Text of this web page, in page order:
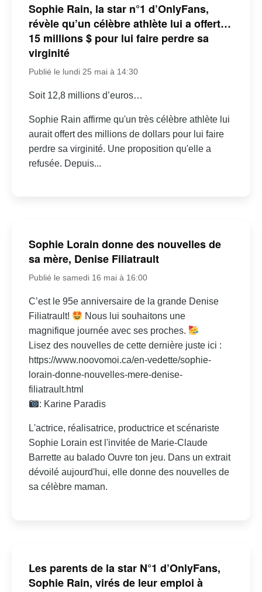
Sophie Rain, la star n°1 d’OnlyFans,
révèle qu’un célèbre athlète lui a offert…
15 millions $ pour lui faire perdre sa
virginité
Publié le lundi 25 mai à 14:30
Soit 12,8 millions d’euros…
Sophie Rain affirme qu'un très célèbre athlète lui
aurait offert des millions de dollars pour lui faire
perdre sa virginité. Une proposition qu'elle a
refusée. Depuis...
Sophie Lorain donne des nouvelles de
sa mère, Denise Filiatrault
Publié le samedi 16 mai à 16:00
C’est le 95e anniversaire de la grande Denise
Filiatrault!
Nous lui souhaitons une
magnifique journée avec ses proches.
Lisez des nouvelles de cette dernière juste ici :
https://www.noovomoi.ca/en-vedette/sophie-
lorain-donne-nouvelles-mere-denise-
filiatrault.html
: Karine Paradis
L'actrice, réalisatrice, productrice et scénariste
Sophie Lorain est l'invitée de Marie-Claude
Barrette au balado Ouvre ton jeu. Dans un extrait
dévoilé aujourd'hui, elle donne des nouvelles de
sa célèbre maman.
Les parents de la star N°1 d’OnlyFans,
Sophie Rain, virés de leur emploi à